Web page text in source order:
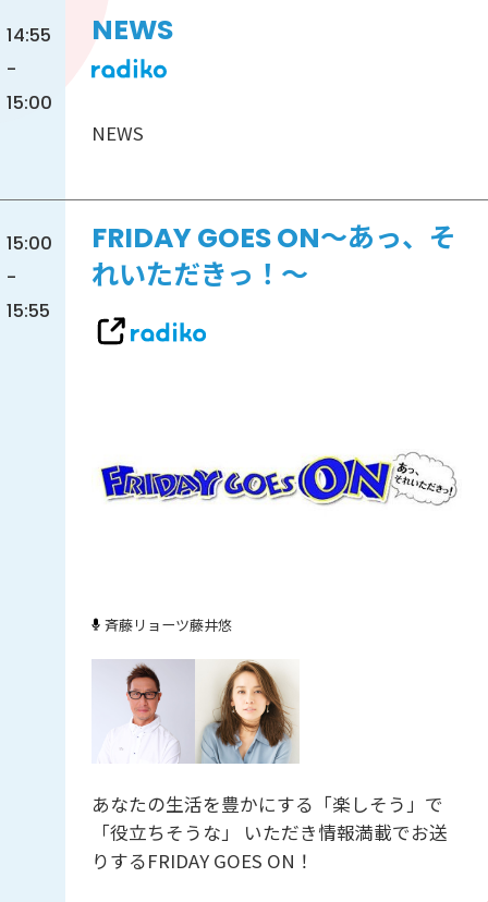
14:55
-
15:00
NEWS
NEWS
15:00
-
15:55
FRIDAY GOES ON～あっ、そ
れいただきっ！～
斉藤リョーツ藤井悠
あなたの生活を豊かにする「楽しそう」で
「役立ちそうな」 いただき情報満載でお送
りするFRIDAY GOES ON！